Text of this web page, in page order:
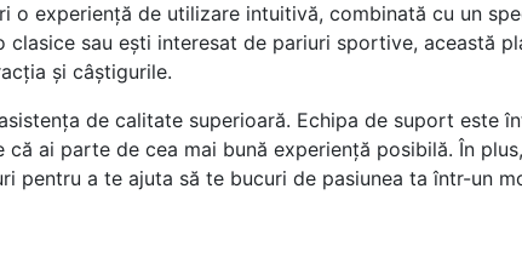
o experiență de utilizare intuitivă, combinată cu un
sau ești interesat de pariuri sportive, această
și câștigurile.
de calitate superioară. Echipa de suport este
ai parte de cea mai bună experiență posibilă. În
pentru a te ajuta să te bucuri de pasiunea ta într-un